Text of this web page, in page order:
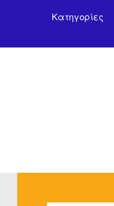
Κατηγορίες